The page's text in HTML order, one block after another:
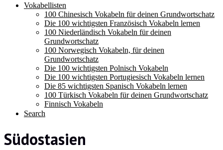
Vokabellisten
100 Chinesisch Vokabeln für deinen Grundwortschatz
Die 100 wichtigsten Französisch Vokabeln lernen
100 Niederländisch Vokabeln für deinen
Grundwortschatz
100 Norwegisch Vokabeln, für deinen
Grundwortschatz
Die 100 wichtigsten Polnisch Vokabeln
Die 100 wichtigsten Portugiesisch Vokabeln lernen
Die 85 wichtigsten Spanisch Vokabeln lernen
100 Türkisch Vokabeln für deinen Grundwortschatz
Finnisch Vokabeln
Search
Südostasien